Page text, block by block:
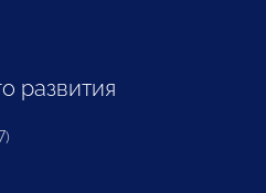
развития